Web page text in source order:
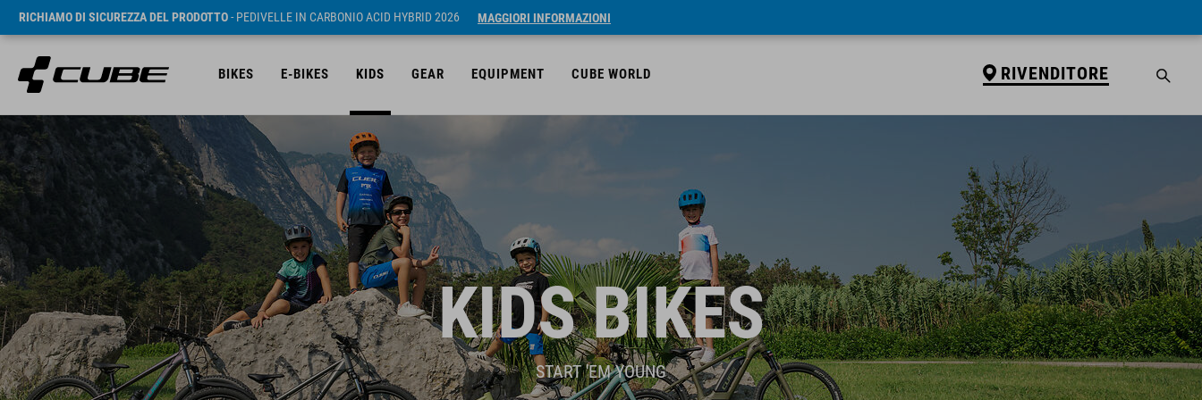
RICHIAMO DI SICUREZZA DEL PRODOTTO- PEDIVELLE IN CARBONIO ACID HYBRID 2026 MAGGIORI INFORMAZIONI
BIKES E-BIKES KIDS GEAR EQUIPMENT CUBE WORLD RIVENDITORE
KIDS BIKES
START 'EM YOUNG